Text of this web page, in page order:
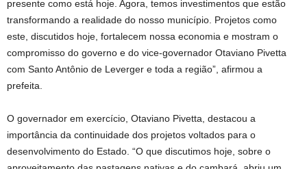
presente como está hoje. Agora, temos investimentos que estão
transformando a realidade do nosso município. Projetos como
este, discutidos hoje, fortalecem nossa economia e mostram o
compromisso do governo e do vice-governador Otaviano Pivetta
com Santo Antônio de Leverger e toda a região”, afirmou a
prefeita.
O governador em exercício, Otaviano Pivetta, destacou a
importância da continuidade dos projetos voltados para o
desenvolvimento do Estado. “O que discutimos hoje, sobre o